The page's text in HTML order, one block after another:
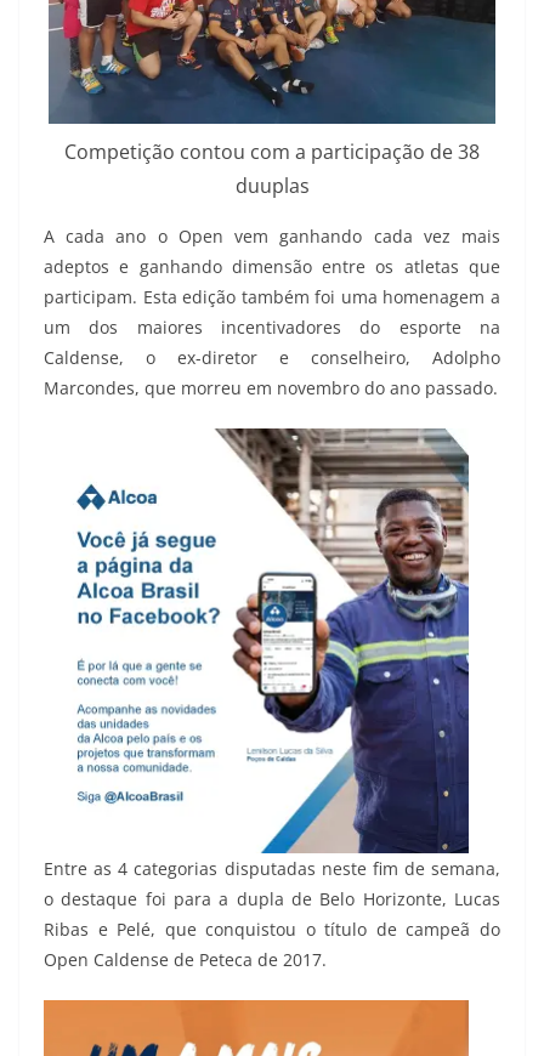
Competição contou com a participação de 38
duuplas
A cada ano o Open vem ganhando cada vez mais
adeptos e ganhando dimensão entre os atletas que
participam. Esta edição também foi uma homenagem a
um dos maiores incentivadores do esporte na
Caldense, o ex-diretor e conselheiro, Adolpho
Marcondes, que morreu em novembro do ano passado.
Entre as 4 categorias disputadas neste fim de semana,
o destaque foi para a dupla de Belo Horizonte, Lucas
Ribas e Pelé, que conquistou o título de campeã do
Open Caldense de Peteca de 2017.